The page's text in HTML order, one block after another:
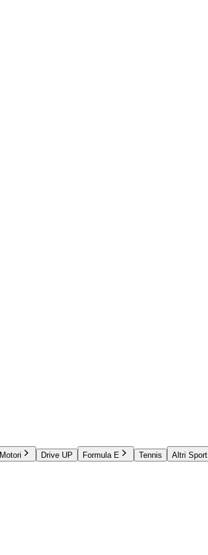
Motori Drive UP Formula E Tennis Altri Sport